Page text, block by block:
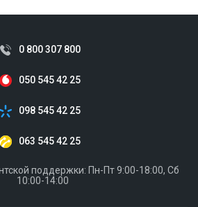
0 800 307 800
050 545 42 25
098 545 42 25
063 545 42 25
поддержки: Пн-Пт 9:00-18:00, Сб
10:00-14:00